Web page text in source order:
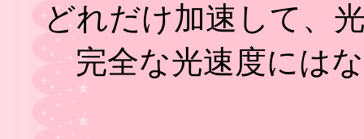
どれだけ加速して、
完全な光速度には